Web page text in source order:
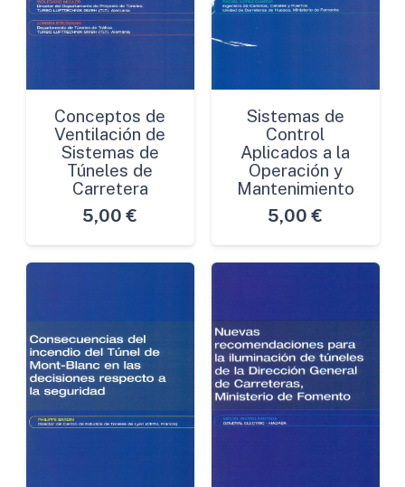
Conceptos de
Ventilación de
Sistemas de
Túneles de
Carretera
5,00 €
Sistemas de
Control
Aplicados a la
Operación y
Mantenimiento
5,00 €